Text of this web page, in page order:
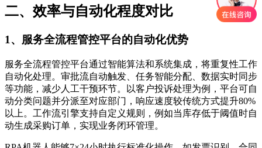
二、效率与自动化程度对比
1、服务全流程管控平台的自动化优势
服务全流程管控平台通过智能算法和系统集成，将重复性工作
自动化处理。审批流自动触发、任务智能分配、数据实时同步
等功能，减少人工干预环节。以客户投诉处理为例，平台可自
动分类问题并分派至对应部门，响应速度较传统方式提升80%
以上。工作流引擎支持自定义规则，例如当库存低于阈值时自
动生成采购订单，实现业务闭环管理。